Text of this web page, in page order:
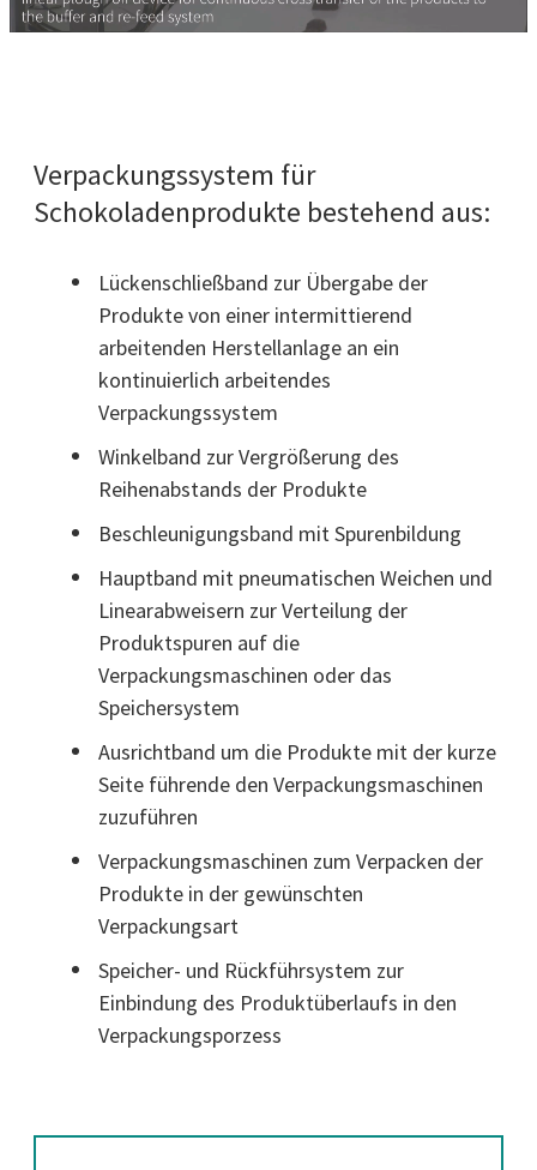
Verpackungssystem für
Schokoladenprodukte bestehend aus:
Lückenschließband zur Übergabe der
Produkte von einer intermittierend
arbeitenden Herstellanlage an ein
kontinuierlich arbeitendes
Verpackungssystem
Winkelband zur Vergrößerung des
Reihenabstands der Produkte
Beschleunigungsband mit Spurenbildung
Hauptband mit pneumatischen Weichen und
Linearabweisern zur Verteilung der
Produktspuren auf die
Verpackungsmaschinen oder das
Speichersystem
Ausrichtband um die Produkte mit der kurze
Seite führende den Verpackungsmaschinen
zuzuführen
Verpackungsmaschinen zum Verpacken der
Produkte in der gewünschten
Verpackungsart
Speicher- und Rückführsystem zur
Einbindung des Produktüberlaufs in den
Verpackungsporzess